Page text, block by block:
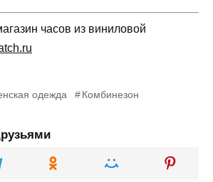
часов из виниловой
одежда Комбинезон